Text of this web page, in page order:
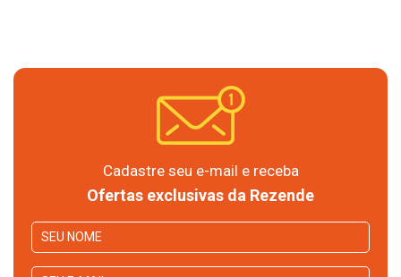
Cadastre seu e-mail e receba
Ofertas exclusivas da Rezende